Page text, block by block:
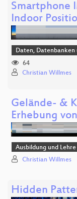
Smartphone
Indoor
Daten, Datenbanken
64
Christian Willmes
Gelände- &
Erhebung
Ausbildung und Lehre
Christian Willmes
Hidden